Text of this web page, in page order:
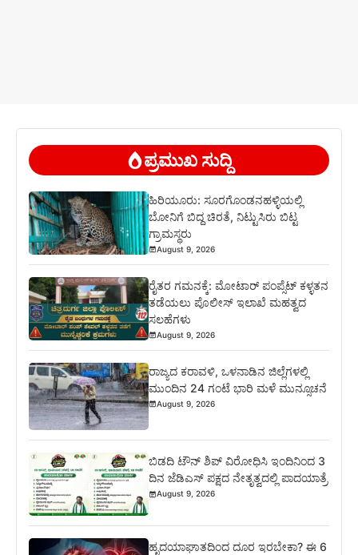
ಪ್ರಮುಖ ಸುದ್ದಿ
ಹಿರಿಯೂರು: ಸೂರಗೊಂಡನಹಳ್ಳಿಯಲ್ಲಿ
ಬೋನಿಗೆ ಬಿದ್ದ ಚಿರತೆ, ನಿಟ್ಟುಸಿರು ಬಿಟ್ಟ
ಗ್ರಾಮಸ್ಥರು
August 9, 2026
ರೈತರ ಗಮನಕ್ಕೆ: ಮೋಟಾರ್ ಪಂಪ್ಸೆಟ್ ಕಳ್ಳತನ
ತಡೆಯಲು ಪೊಲೀಸ್ ಇಲಾಖೆ ಮಹತ್ವದ
ಸಲಹೆಗಳು
August 9, 2026
ರಾಜ್ಯದ ಕರಾವಳಿ, ಒಳನಾಡಿನ ಜಿಲ್ಲೆಗಳಲ್ಲಿ
ಮುಂದಿನ 24 ಗಂಟೆ ಭಾರಿ ಮಳೆ ಮುನ್ಸೂಚನೆ
August 9, 2026
ಬಿಡದಿ ಟೌನ್ ಶಿಪ್ ವಿರೋಧಿಸಿ ಇಂದಿನಿಂದ 3
ದಿನ ಜೆಡಿಎಸ್ ಪಕ್ಷದ ನೇತೃತ್ವದಲ್ಲಿ ಪಾದಯಾತ್ರೆ
August 9, 2026
ಹೃದಯಾಘಾತದಿಂದ ದೂರ ಇರಬೇಕಾ? ಈ 6